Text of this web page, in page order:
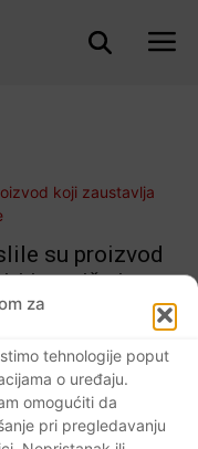
za
tehnologije poput
o uređaju.
omogućiti da
pri pregledavanju
su proizvod
im stižu iz